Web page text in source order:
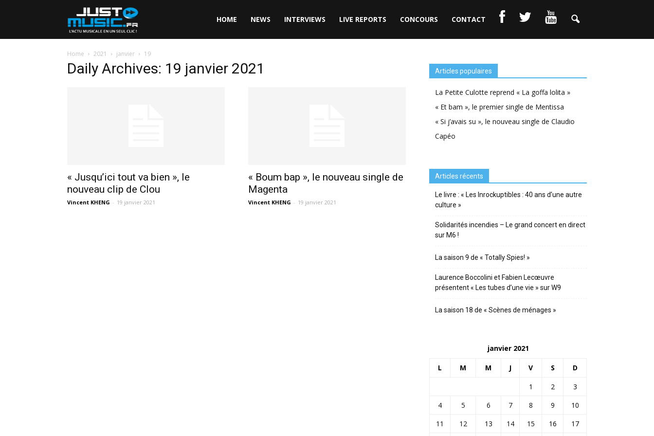
HOME NEWS INTERVIEWS LIVE REPORTS CONCOURS CONTACT
Home 2021 janvier 19
Daily Archives: 19 janvier 2021
« Jusqu’ici tout va bien », le
nouveau clip de Clou
Vincent KHENG - 19 janvier 2021
« Boum bap », le nouveau single de
Magenta
Vincent KHENG - 19 janvier 2021
Articles populaires
La Petite Culotte reprend « La goffa lolita »
« Et bam », le premier single de Mentissa
« Si j’avais su », le nouveau single de Claudio
Capéo
Articles récents
Le livre : « Les Inrockuptibles : 40 ans d’une autre
culture »
Solidarités incendies – Le grand concert en direct
sur M6 !
La saison 9 de « Totally Spies! »
Laurence Boccolini et Fabien Lecœuvre
présentent « Les tubes d’une vie » sur W9
La saison 18 de « Scènes de ménages »
janvier 2021
L M M J V S D
1 2
3
4
5 6 7 8 9
10
11
12 13 14 15 16 17